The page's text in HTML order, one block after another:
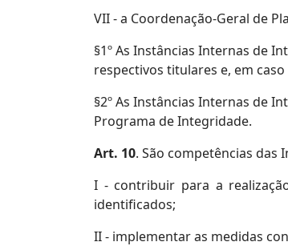
VII - a Coordenação-Geral de
§1º As Instâncias Internas de
respectivos titulares e, em
§2º As Instâncias Internas de
Programa de Integridade.
Art. 10. São competências das
I - contribuir para a
identificados;
II - implementar as medidas